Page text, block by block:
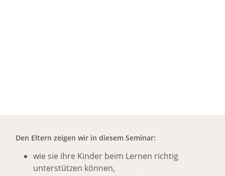
Den Eltern zeigen wir in diesem Seminar:
wie sie ihre Kinder beim Lernen richtig
unterstützen können,